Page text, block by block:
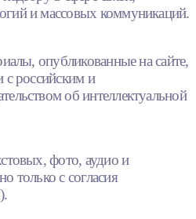
и массовых коммуникаций.
опубликованные на сайте,
с российским и
об интеллектуальной
фото, аудио и
только с согласия